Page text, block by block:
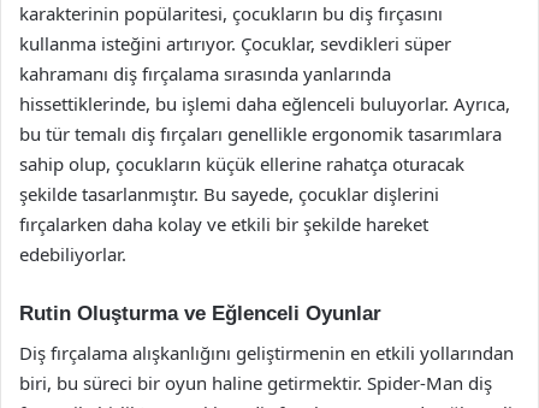
karakterinin popülaritesi, çocukların bu diş fırçasını
kullanma isteğini artırıyor. Çocuklar, sevdikleri süper
kahramanı diş fırçalama sırasında yanlarında
hissettiklerinde, bu işlemi daha eğlenceli buluyorlar. Ayrıca,
bu tür temalı diş fırçaları genellikle ergonomik tasarımlara
sahip olup, çocukların küçük ellerine rahatça oturacak
şekilde tasarlanmıştır. Bu sayede, çocuklar dişlerini
fırçalarken daha kolay ve etkili bir şekilde hareket
edebiliyorlar.
Rutin Oluşturma ve Eğlenceli Oyunlar
Diş fırçalama alışkanlığını geliştirmenin en etkili yollarından
biri, bu süreci bir oyun haline getirmektir. Spider-Man diş